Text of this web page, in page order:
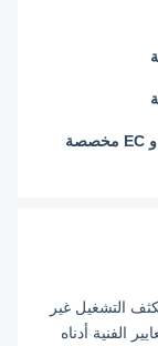
التشغيل غير
أدناه